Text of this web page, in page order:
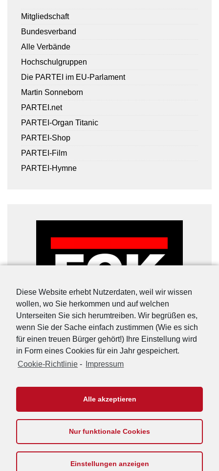
Diese Website erhebt Nutzerdaten, weil wir wissen
wollen, wo Sie herkommen und auf welchen
Unterseiten Sie sich herumtreiben. Wir begrüßen es,
wenn Sie der Sache einfach zustimmen (Wie es sich
für einen treuen Bürger gehört!) Ihre Einstellung wird
in Form eines Cookies für ein Jahr gespeichert.
Cookie-Richtlinie - Impressum
Alle akzeptieren
Nur funktionale Cookies
Einstellungen anzeigen
Mitgliedschaft
Bundesverband
Alle Verbände
Hochschulgruppen
Die PARTEI im EU-Parlament
Martin Sonneborn
PARTEI.net
PARTEI-Organ Titanic
PARTEI-Shop
PARTEI-Film
PARTEI-Hymne
Footer